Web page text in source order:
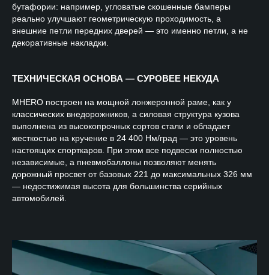
бутафории: например, угловатые скошенные бамперы
реально улучшают геометрическую проходимость, а
внешние петли передних дверей — это именно петли, а не
декоративные накладки.
ТЕХНИЧЕСКАЯ ОСНОВА — СУРОВЕЕ НЕКУДА
MHERO построен на мощной лонжеронной раме, как у
классических внедорожников, а силовая структура кузова
выполнена из высокопрочных сортов стали и обладает
жесткостью на кручение в 24 400 Нм/град — это уровень
настоящих спорткаров. При этом все подвески полностью
независимые, а пневмобаллоны позволяют менять
дорожный просвет от базовых 221 до максимальных 326 мм
— недостижимая высота для большинства серийных
автомобилей.